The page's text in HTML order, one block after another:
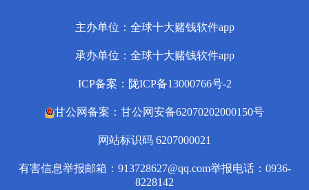
主办单位：全球十大赌钱软件app
承办单位：全球十大赌钱软件app
ICP备案：陇ICP备13000766号-2
甘公网备案：甘公网安备62070202000150号
网站标识码 6207000021
有害信息举报邮箱： 913728627@qq.com举报电话：0936-
8228142